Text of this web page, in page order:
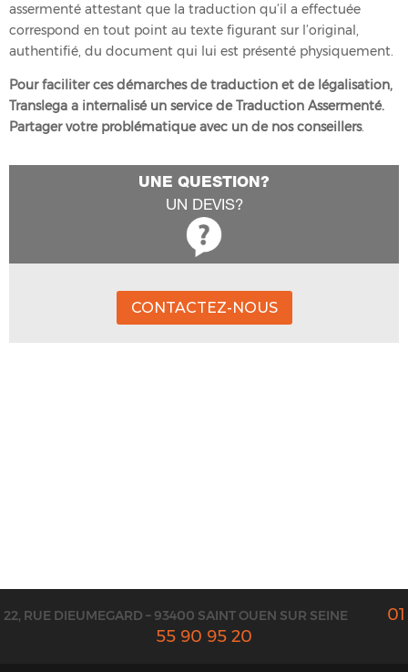
assermenté attestant que la traduction qu’il a effectuée
correspond en tout point au texte figurant sur l’original,
authentifié, du document qui lui est présenté physiquement.
Pour faciliter ces démarches de traduction et de légalisation,
Translega a internalisé un service de Traduction Assermenté.
Partager votre problématique avec un de nos conseillers.
UNE QUESTION?
UN DEVIS?
CONTACTEZ-NOUS
22, RUE DIEUMEGARD – 93400 SAINT OUEN SUR SEINE
01
55 90 95 20